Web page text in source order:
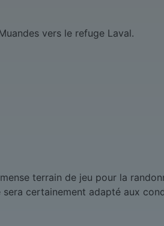
vers le refuge Laval.
terrain de jeu pour la
certainement adapté aux